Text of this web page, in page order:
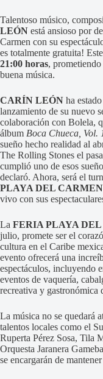
Talentoso músico,
LEÓN está ansioso por
Carmen con su
es totalmente gratuita!
21:00 horas,
buena música.
CARÍN LEÓN ha
lanzamiento de su nuevo
colaboración con Bolela,
álbum Boca Chueca, Vol.
sueño hecho realidad al
The Rolling Stones el
cumplió uno de esos
declaró. Ahora, será el
PLAYA DEL CARMEN
vivo con sus
La FERIA PLAYA DEL
julio, promete ser el
cultura en el Caribe
evento ofrecerá una
espectáculos, incluyendo
eventos de vaquería,
recreativa y gastronómica
La música no se quedará
talentos locales como el
Ruperta Pérez Sosa, Tila
Orquesta Jaranera
se encargarán de